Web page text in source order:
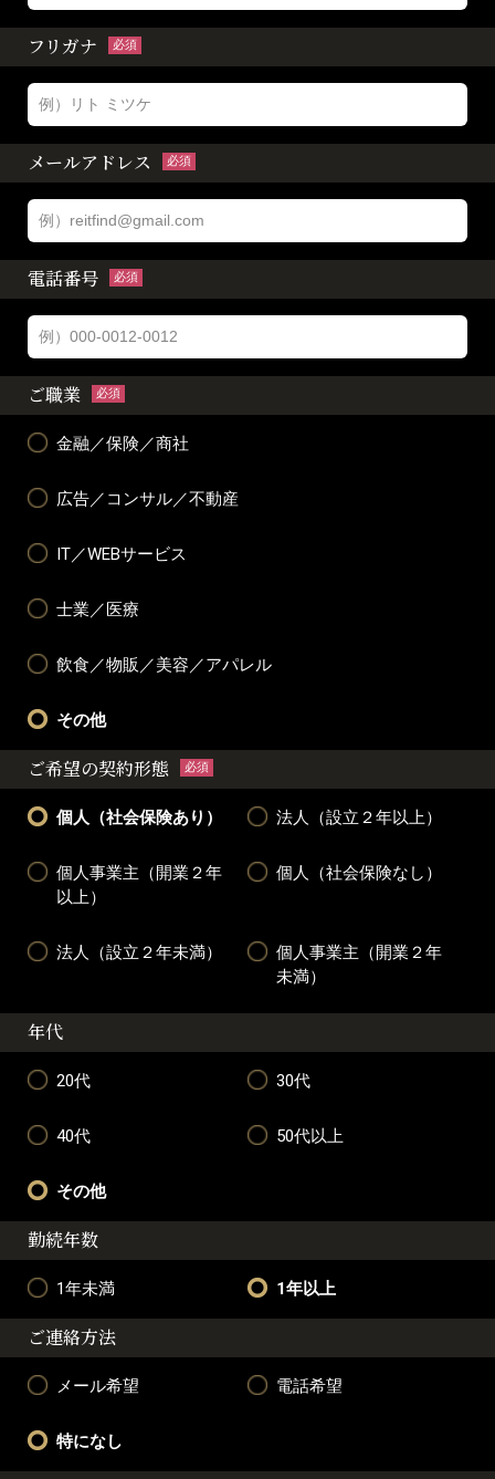
フリガナ 必須
メールアドレス 必須
電話番号 必須
ご職業 必須
金融／保険／商社
広告／コンサル／不動産
IT／WEBサービス
士業／医療
飲食／物販／美容／アパレル
その他
ご希望の契約形態 必須
個人（社会保険あり） 法人（設立２年以上）
個人事業主（開業２年
以上）
個人（社会保険なし）
法人（設立２年未満）
個人事業主（開業２年
未満）
年代
20代 30代
40代 50代以上
その他
勤続年数
1年未満 1年以上
ご連絡方法
メール希望 電話希望
特になし